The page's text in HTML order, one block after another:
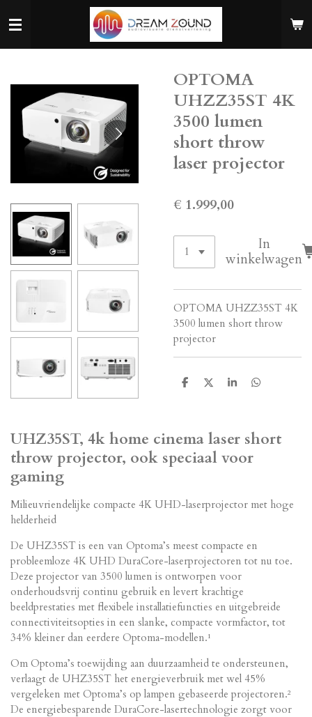
direct
OPTOMA
UHZZ35ST 4K
3500 lumen
short throw
laser projector
€ 1.999,00
In
winkelwagen
OPTOMA UHZZ35ST 4K
3500 lumen short throw
projector
D
D
S
D
UHZ35ST, 4k home cinema laser short
throw projector, ook speciaal voor
gaming
Milieuvriendelijke compacte 4K UHD-laserprojector met hoge
helderheid
De UHZ35ST is een van Optoma’s meest compacte en
probleemloze 4K UHD DuraCore-laserprojectoren tot nu toe.
Deze projector van 3500 lumen is ontworpen voor
onderhoudsvrij continu gebruik en levert krachtige
beeldprestaties met flexibele installatiefuncties en uitgebreide
connectiviteitsopties in een slanke, compacte vormfactor, tot
34% kleiner dan eerdere Optoma-modellen.¹
Om Optoma’s toewijding aan duurzaamheid te ondersteunen,
verlaagt de UHZ35ST het energieverbruik met wel 45%
vergeleken met Optoma’s op lampen gebaseerde projectoren.²
De energiebesparende DuraCore-lasertechnologie zorgt voor